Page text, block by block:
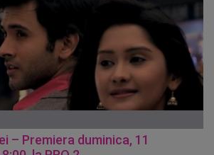
– Premiera duminica, 11